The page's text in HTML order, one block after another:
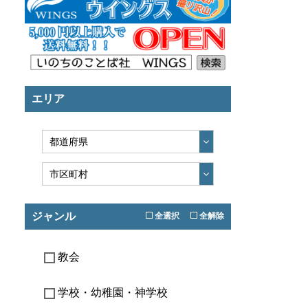
エリア
ジャンル 全選択 全解除
教会
学校・幼稚園・神学校